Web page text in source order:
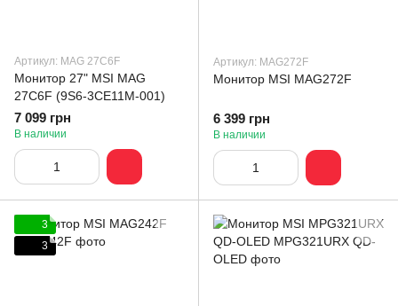
Артикул: MAG 27C6F
Монитор 27" MSI MAG
27C6F (9S6-3CE11M-001)
7 099 грн
В наличии
Артикул: MAG272F
Монитор MSI MAG272F
6 399 грн
В наличии
3
3